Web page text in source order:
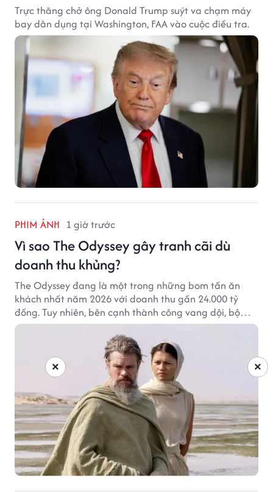
Trực thăng chở ông Donald Trump suýt va chạm máy
bay dân dụng tại Washington, FAA vào cuộc điều tra.
PHIM ẢNH 1 giờ trước
Vì sao The Odyssey gây tranh cãi dù
doanh thu khủng?
The Odyssey đang là một trong những bom tấn ăn
khách nhất năm 2026 với doanh thu gần 24.000 tỷ
đồng. Tuy nhiên, bên cạnh thành công vang dội, bộ
phim của Christopher Nolan cũng vấp phải không ít
tranh cãi từ khán giả.
×
×